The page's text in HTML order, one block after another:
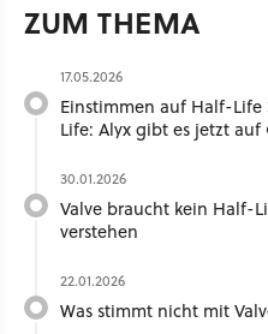
ZUM THEMA
17.05.2026
Einstimmen auf Half-
Life: Alyx gibt es jetzt auf
30.01.2026
Valve braucht kein Half-
verstehen
22.01.2026
Was stimmt nicht mit